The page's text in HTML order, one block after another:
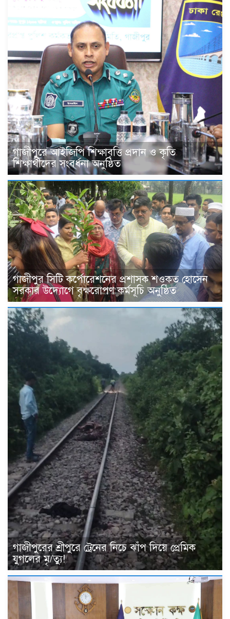
গাজীপুরে আইজিপি শিক্ষাবৃত্তি প্রদান ও কৃতি
শিক্ষার্থীদের সংবর্ধনা অনুষ্ঠিত
গাজীপুর সিটি কর্পোরেশনের প্রশাসক শওকত হোসেন
সরকার উদ্যোগে বৃক্ষরোপণ কর্মসূচি অনুষ্ঠিত
গাজীপুরের শ্রীপুরে ট্রেনের নিচে ঝাঁপ দিয়ে প্রেমিক
যুগলের মৃ/ত্যু!